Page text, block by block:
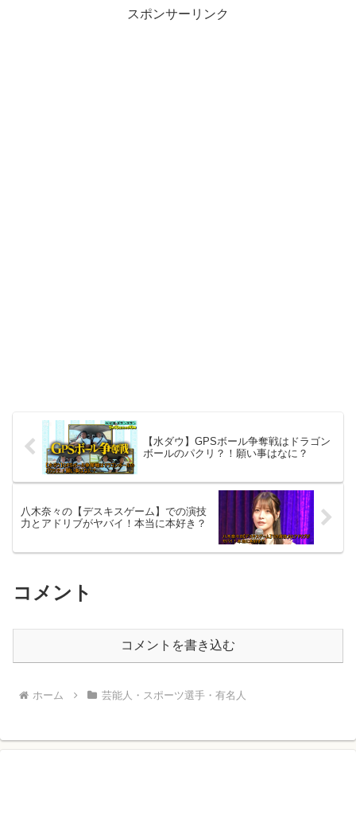
スポンサーリンク
【水ダウ】GPSボール争奪戦はドラゴン
ボールのパクリ？！願い事はなに？
八木奈々の【デスキスゲーム】での演技
力とアドリブがヤバイ！本当に本好き？
コメント
コメントを書き込む
ホーム 芸能人・スポーツ選手・有名人